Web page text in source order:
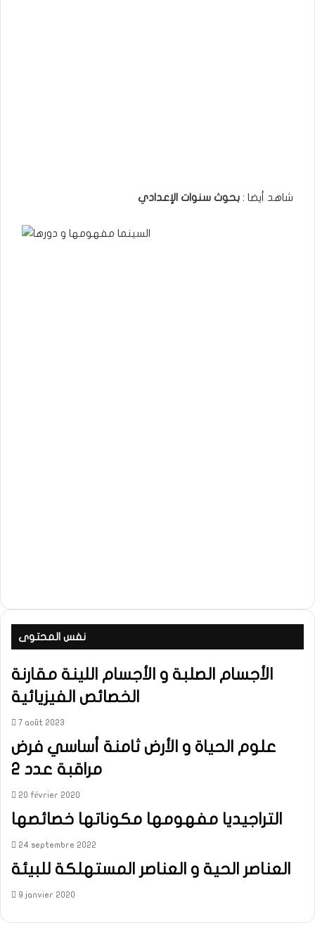
شاهد أيضا : بحوث سنوات الإعدادي
نفس المحتوى
الأجسام الصلبة و الأجسام اللينة مقارنة
الخصائص الفيزيائية
7 août 2023
علوم الحياة و الأرض ثامنة أساسي فرض
مراقبة عدد 2
20 février 2020
التراجيديا مفهومها مكوناتها خصائصها
24 septembre 2022
العناصر الحية و العناصر المستهلكة للبيئة
9 janvier 2020